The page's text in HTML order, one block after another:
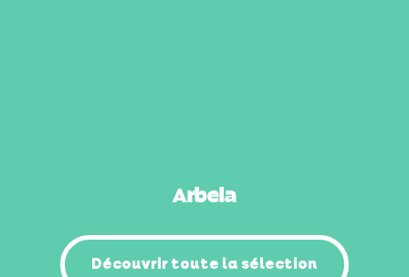
Arbela
Découvrir toute la sélection